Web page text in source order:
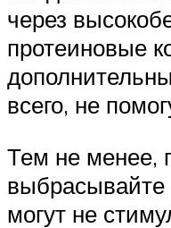
через
протеиновые
всего, не
Тем не менее,
могут не